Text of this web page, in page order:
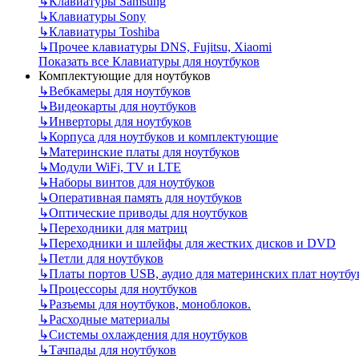
↳Клавиатуры Sony
↳Клавиатуры Toshiba
↳Прочее клавиатуры DNS, Fujitsu, Xiaomi
Показать все Клавиатуры для ноутбуков
Комплектующие для ноутбуков
↳Вебкамеры для ноутбуков
↳Видеокарты для ноутбуков
↳Инверторы для ноутбуков
↳Корпуса для ноутбуков и комплектующие
↳Материнские платы для ноутбуков
↳Модули WiFi, TV и LTE
↳Наборы винтов для ноутбуков
↳Оперативная память для ноутбуков
↳Оптические приводы для ноутбуков
↳Переходники для матриц
↳Переходники и шлейфы для жестких дисков и DVD
↳Петли для ноутбуков
↳Платы портов USB, аудио для материнских плат
↳Процессоры для ноутбуков
↳Разъемы для ноутбуков, моноблоков.
↳Расходные материалы
↳Системы охлаждения для ноутбуков
↳Тачпады для ноутбуков